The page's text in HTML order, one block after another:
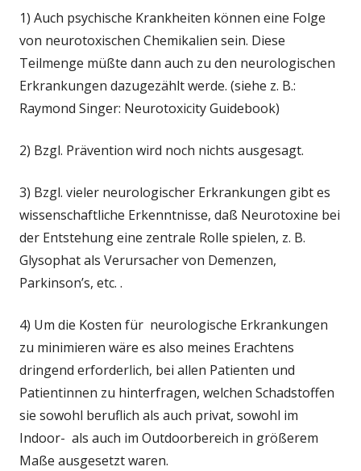
1) Auch psychische Krankheiten können eine Folge
von neurotoxischen Chemikalien sein. Diese
Teilmenge müßte dann auch zu den neurologischen
Erkrankungen dazugezählt werde. (siehe z. B.:
Raymond Singer: Neurotoxicity Guidebook)
2) Bzgl. Prävention wird noch nichts ausgesagt.
3) Bzgl. vieler neurologischer Erkrankungen gibt es
wissenschaftliche Erkenntnisse, daß Neurotoxine bei
der Entstehung eine zentrale Rolle spielen, z. B.
Glysophat als Verursacher von Demenzen,
Parkinson’s, etc. .
4) Um die Kosten für neurologische Erkrankungen
zu minimieren wäre es also meines Erachtens
dringend erforderlich, bei allen Patienten und
Patientinnen zu hinterfragen, welchen Schadstoffen
sie sowohl beruflich als auch privat, sowohl im
Indoor- als auch im Outdoorbereich in größerem
Maße ausgesetzt waren.